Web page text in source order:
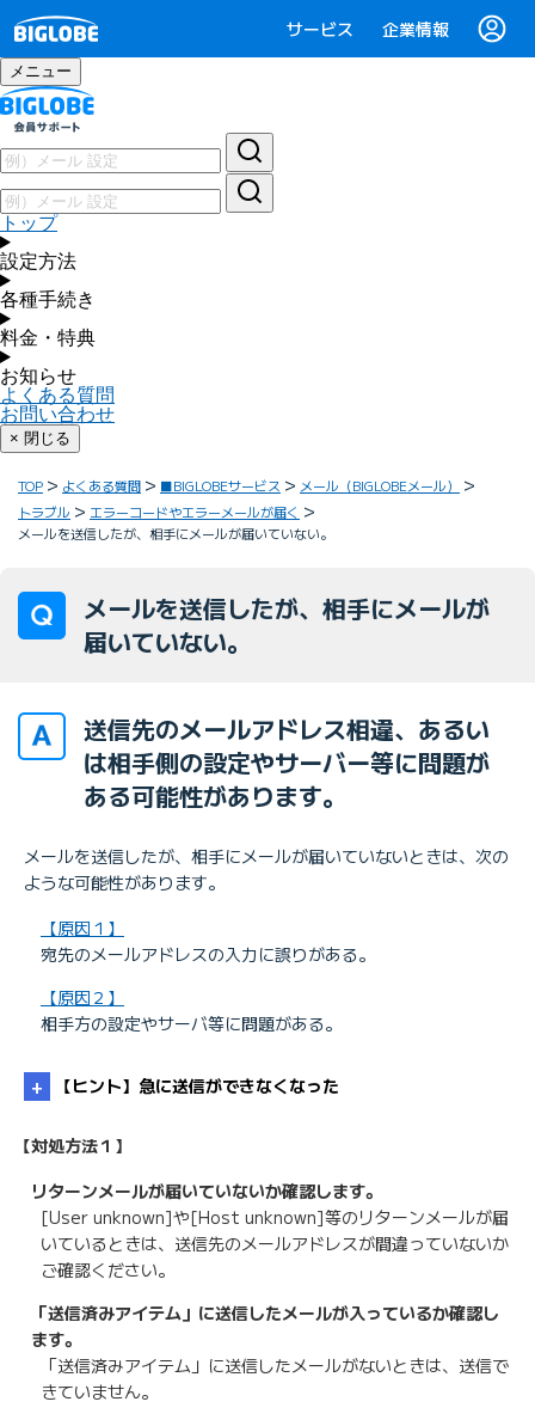
サービス 企業情報
メニュー
トップ
設定方法
各種手続き
料金・特典
お知らせ
よくある質問
お問い合わせ
× 閉じる
TOP よくある質問 ■BIGLOBEサービス
メール（BIGLOBEメール）
トラブル
エラーコードやエラーメールが届く
メールを送信したが、相手にメールが届いていない。
メールを送信したが、相手にメールが
届いていない。
送信先のメールアドレス相違、あるい
は相手側の設定やサーバー等に問題が
ある可能性があります。
メールを送信したが、相手にメールが届いていないときは、次の
ような可能性があります。
【原因１】
宛先のメールアドレスの入力に誤りがある。
【原因２】
相手方の設定やサーバ等に問題がある。
【ヒント】急に送信ができなくなった
BIGLOBEメール メールソフト／アプリの推奨設定
を教えてほしい
【対処方法１】
リターンメールが届いていないか確認します。
[User unknown]や[Host unknown]等のリターンメールが届
いているときは、送信先のメールアドレスが間違っていないか
ご確認ください。
「送信済みアイテム」に送信したメールが入っているか確認し
ます。
「送信済みアイテム」に送信したメールがないときは、送信で
きていません。